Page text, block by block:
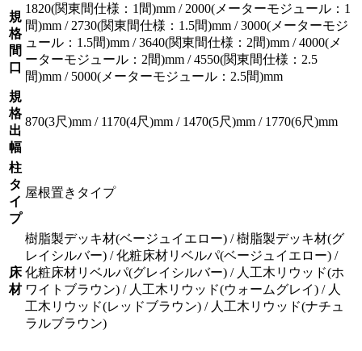
規
格
間
口
1820(関東間仕様：1間)mm / 2000(メーターモジュール：1
間)mm / 2730(関東間仕様：1.5間)mm / 3000(メーターモジ
ュール：1.5間)mm / 3640(関東間仕様：2間)mm / 4000(メ
ーターモジュール：2間)mm / 4550(関東間仕様：2.5
間)mm / 5000(メーターモジュール：2.5間)mm
規
格
出
幅
870(3尺)mm / 1170(4尺)mm / 1470(5尺)mm / 1770(6尺)mm
柱
タ
イ
プ
屋根置きタイプ
床
材
樹脂製デッキ材(ベージュイエロー) / 樹脂製デッキ材(グ
レイシルバー) / 化粧床材リベルパ(ベージュイエロー) /
化粧床材リベルパ(グレイシルバー) / 人工木リウッド(ホ
ワイトブラウン) / 人工木リウッド(ウォームグレイ) / 人
工木リウッド(レッドブラウン) / 人工木リウッド(ナチュ
ラルブラウン)